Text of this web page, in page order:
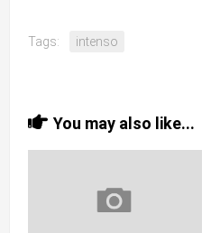
Tags: intenso
You may also like...